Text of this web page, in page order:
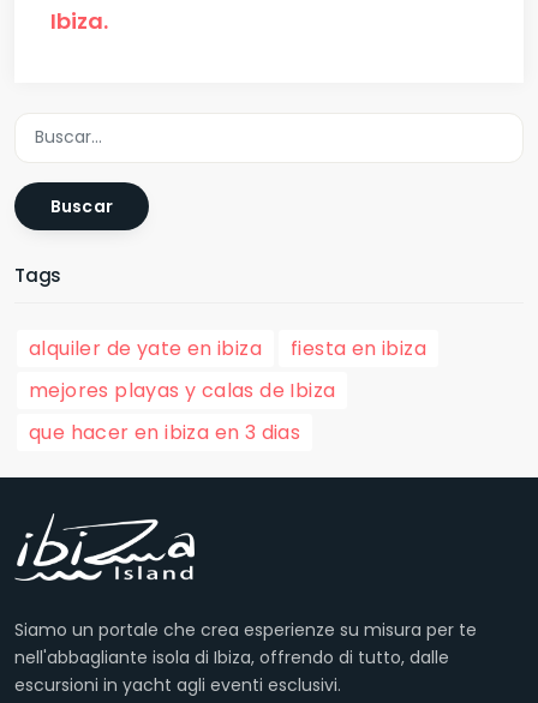
Ibiza.
Buscar
Tags
alquiler de yate en ibiza
fiesta en ibiza
mejores playas y calas de Ibiza
que hacer en ibiza en 3 dias
Siamo un portale che crea esperienze su misura per te
nell'abbagliante isola di Ibiza, offrendo di tutto, dalle
escursioni in yacht agli eventi esclusivi.